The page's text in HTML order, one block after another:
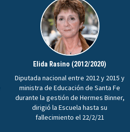
Elida Rasino (2012/2020)
Diputada nacional entre 2012 y 2015 y
ministra de Educación de Santa Fe
durante la gestión de Hermes Binner,
dirigió la Escuela hasta su
fallecimiento el 22/2/21